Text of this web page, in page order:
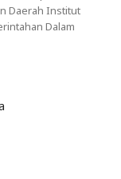
Daerah Institut
Dalam